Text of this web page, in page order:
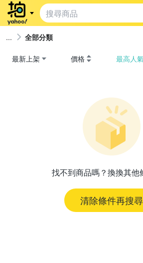
全部分類
最新上架 價格 最高人
找不到商品嗎？換換其他
清除條件再搜尋